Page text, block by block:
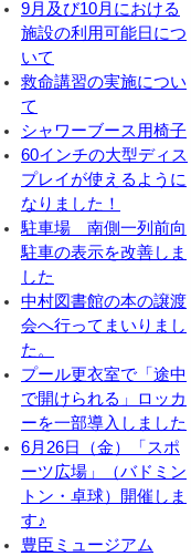
9月及び10月における
施設の利用可能日につ
いて
救命講習の実施につい
て
シャワーブース用椅子
60インチの大型ディス
プレイが使えるように
なりました！
駐車場 南側一列前向
駐車の表示を改善しま
した
中村図書館の本の譲渡
会へ行ってまいりまし
た。
プール更衣室で「途中
で開けられる」ロッカ
ーを一部導入しました
6月26日（金）「スポ
ーツ広場」（バドミン
トン・卓球）開催しま
す♪
豊臣ミュージアム